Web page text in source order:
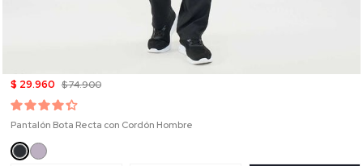
$ 29.960 $ 74.900
Pantalón Bota Recta con Cordón Hombre